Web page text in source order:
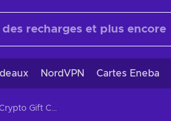
NordVPN Cartes Eneba
Gift Me Crypto Gift Card (SOL) 1100 CNY Key GLOBAL